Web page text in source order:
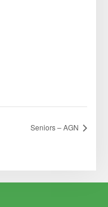
Seniors – AGN